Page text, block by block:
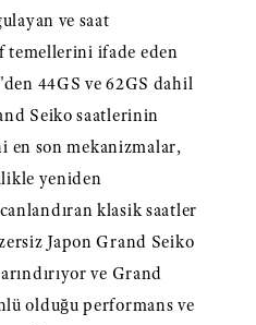
ve saat
temellerini ifade eden
44GS ve 62GS dahil
Seiko saatlerinin
en son mekanizmalar,
yeniden
klasik saatler
Japon Grand Seiko
ve Grand
olduğu performans ve